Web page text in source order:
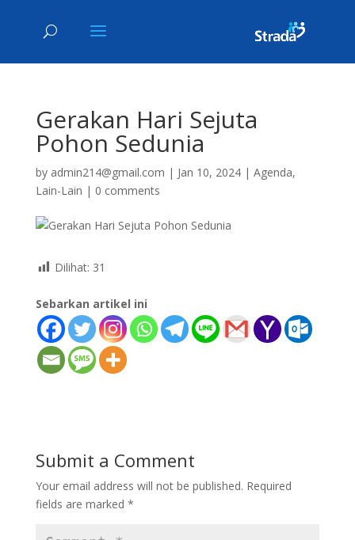
Gerakan Hari Sejuta
Pohon Sedunia
by admin214@gmail.com | Jan 10, 2024| Agenda,
Lain-Lain | 0 comments
Dilihat: 31
Sebarkan artikel ini
Submit a Comment
Your email address will not be published. Required
fields are marked *